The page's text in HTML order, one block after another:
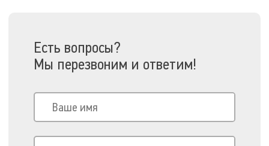
Есть вопросы?
Мы перезвоним и ответим!